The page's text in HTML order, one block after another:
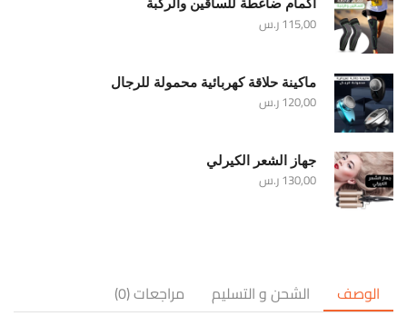
اكمام ضاغطة للساقين والركبة
115,00ر.س
ماكينة حلاقة كهربائية محمولة للرجال
120,00ر.س
جهاز الشعر الكيرلي
130,00ر.س
الوصف الشحن و التسليم
مراجعات (0)